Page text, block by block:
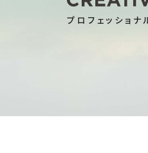
プロフェッショ